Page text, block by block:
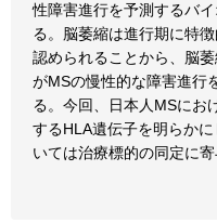
性障害進行を予測するバ
る。脳萎縮は進行期に特
認められることから、脳
がMSの慢性的な障害進行
る。今回、日本人MSにお
するHLA遺伝子を明らか
いては治療標的の同定に